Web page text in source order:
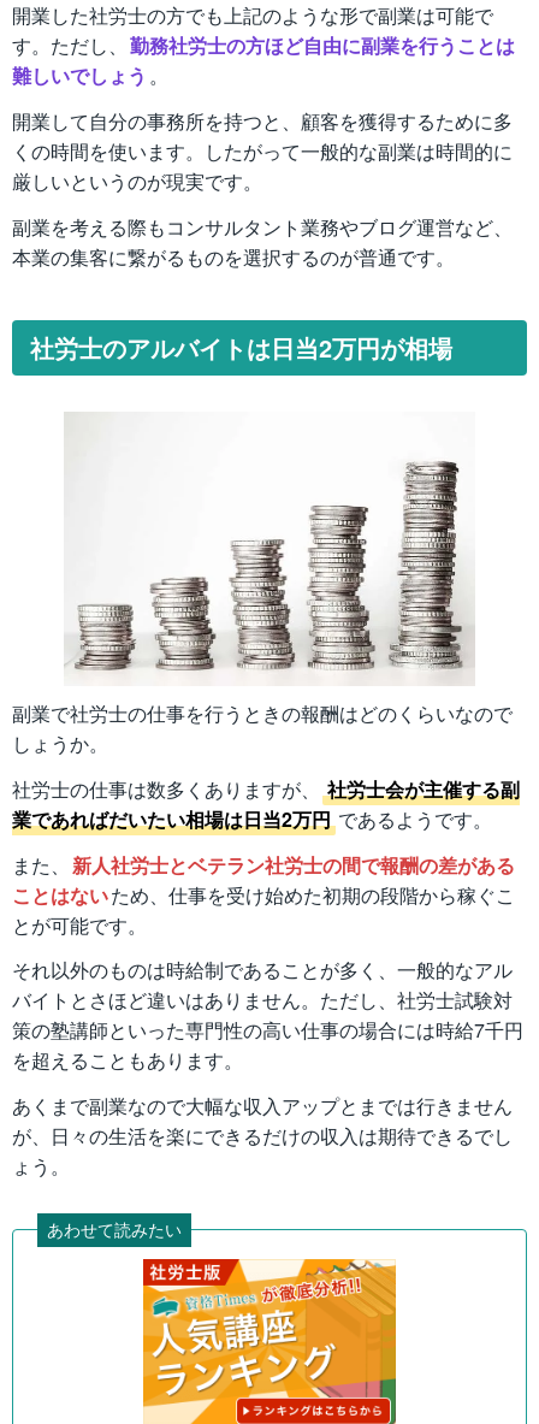
開業した社労士の方でも上記のような形で副業は可能で
す。ただし、 勤務社労士の方ほど自由に副業を行うことは
難しいでしょう 。
開業して自分の事務所を持つと、顧客を獲得するために多
くの時間を使います。したがって一般的な副業は時間的に
厳しいというのが現実です。
副業を考える際もコンサルタント業務やブログ運営など、
本業の集客に繋がるものを選択するのが普通です。
社労士のアルバイトは日当2万円が相場
副業で社労士の仕事を行うときの報酬はどのくらいなので
しょうか。
社労士の仕事は数多くありますが、
社労士会が主催する副
業であればだいたい相場は日当2万円 であるようです。
また、
新人社労士とベテラン社労士の間で報酬の差がある
ことはないため、仕事を受け始めた初期の段階から稼ぐこ
とが可能です。
それ以外のものは時給制であることが多く、一般的なアル
バイトとさほど違いはありません。ただし、社労士試験対
策の塾講師といった専門性の高い仕事の場合には時給7千円
を超えることもあります。
あくまで副業なので大幅な収入アップとまでは行きません
が、日々の生活を楽にできるだけの収入は期待できるでし
ょう。
あわせて読みたい